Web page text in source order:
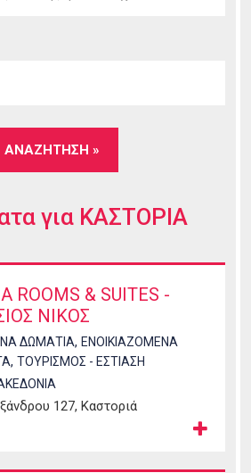
για ΚΑΣΤΟΡΙΑ
ROOMS & SUITES -
ΝΙΚΟΣ
ΔΩΜΑΤΙΑ, ΕΝΟΙΚΙΑΖΟΜΕΝΑ
, ΤΟΥΡΙΣΜΟΣ - ΕΣΤΙΑΣΗ
127, Καστοριά